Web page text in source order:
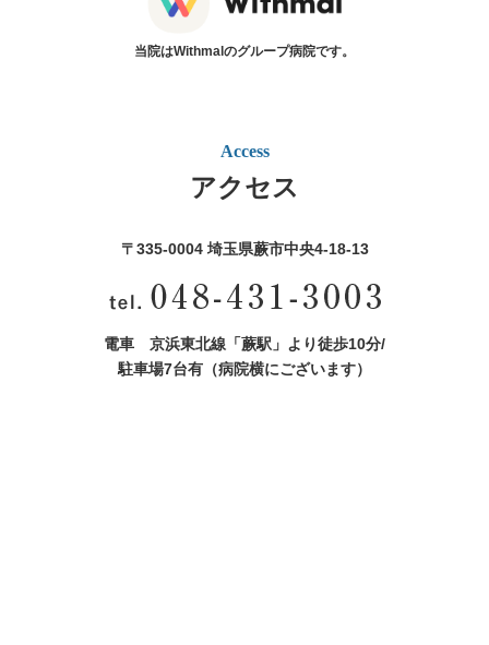
当院はWithmalのグループ病院です。
Access
アクセス
〒335-0004 埼玉県蕨市中央4‐18‐13
電車 京浜東北線「蕨駅」より徒歩10分/
駐車場7台有（病院横にございます）